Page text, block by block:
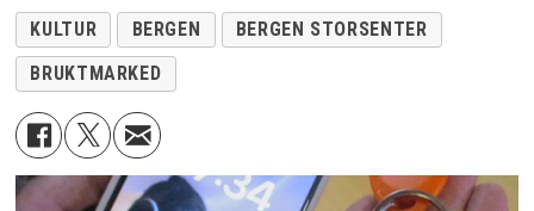
KULTUR BERGEN
BERGEN STORSENTER
BRUKTMARKED